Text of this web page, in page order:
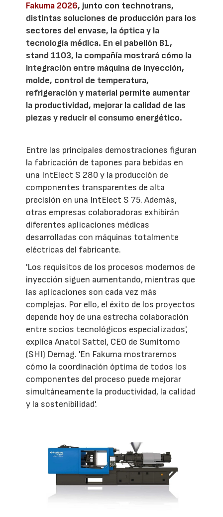
Fakuma 2026, junto con technotrans,
distintas soluciones de producción para los
sectores del envase, la óptica y la
tecnología médica. En el pabellón B1,
stand 1103, la compañía mostrará cómo la
integración entre máquina de inyección,
molde, control de temperatura,
refrigeración y material permite aumentar
la productividad, mejorar la calidad de las
piezas y reducir el consumo energético.
Entre las principales demostraciones figuran
la fabricación de tapones para bebidas en
una IntElect S 280 y la producción de
componentes transparentes de alta
precisión en una IntElect S 75. Además,
otras empresas colaboradoras exhibirán
diferentes aplicaciones médicas
desarrolladas con máquinas totalmente
eléctricas del fabricante.
'Los requisitos de los procesos modernos de
inyección siguen aumentando, mientras que
las aplicaciones son cada vez más
complejas. Por ello, el éxito de los proyectos
depende hoy de una estrecha colaboración
entre socios tecnológicos especializados',
explica Anatol Sattel, CEO de Sumitomo
(SHI) Demag. 'En Fakuma mostraremos
cómo la coordinación óptima de todos los
componentes del proceso puede mejorar
simultáneamente la productividad, la calidad
y la sostenibilidad'.